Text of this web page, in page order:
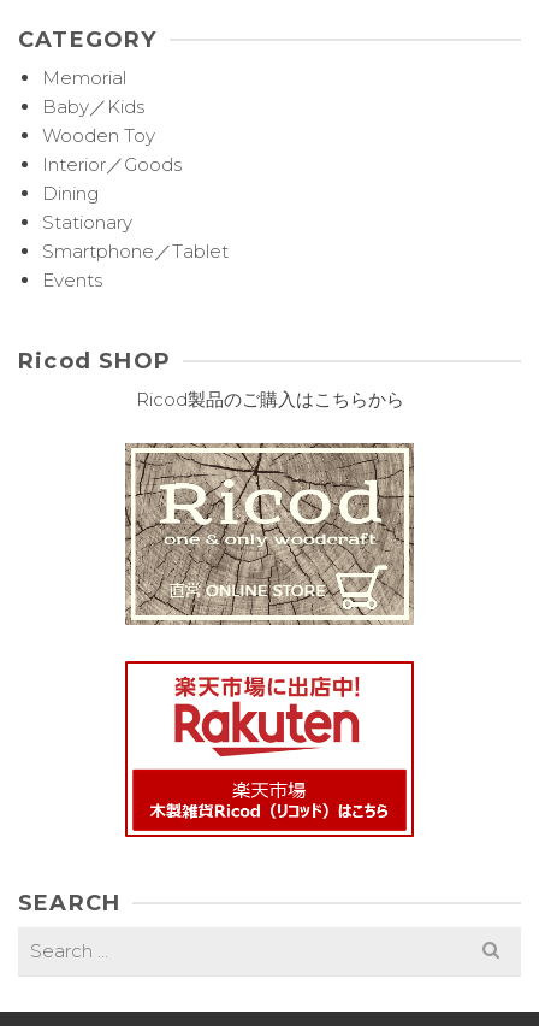
CATEGORY
Memorial
Baby／Kids
Wooden Toy
Interior／Goods
Dining
Stationary
Smartphone／Tablet
Events
Ricod SHOP
Ricod製品のご購入はこちらから
SEARCH
Search